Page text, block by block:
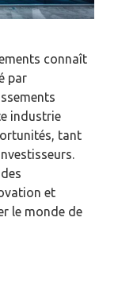
connaît
par
industrie
tant
et
le monde de